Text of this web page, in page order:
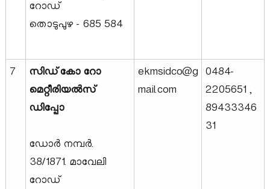
റോഡ്
തൊടുപുഴ - 685 584
7
സിഡ്‌കോ റോ
മെറ്റീരിയൽസ്
ഡിപ്പോ
ഡോർ നമ്പർ.
38/1871. മാവേലി
റോഡ്
ekmsidco@g
mail.com
0484-
2205651 ,
89433346
31